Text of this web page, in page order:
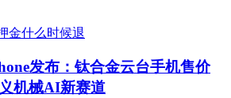
发布：钛合金云台手机售价
机械AI新赛道